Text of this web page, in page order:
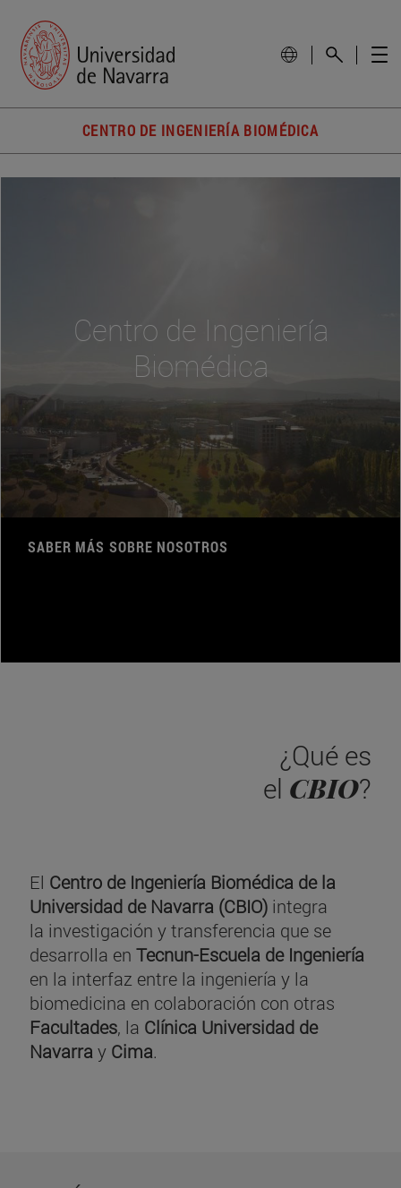
CENTRO DE INGENIERÍA BIOMÉDICA
Centro de Ingeniería
Biomédica
SABER MÁS SOBRE NOSOTROS
¿Qué es
el CBIO?
El Centro de Ingeniería Biomédica de la
Universidad de Navarra (CBIO) integra
la investigación y transferencia que se
desarrolla en Tecnun-Escuela de Ingeniería
en la interfaz entre la ingeniería y la
biomedicina en colaboración con otras
Facultades, la Clínica Universidad de
Navarra y Cima.